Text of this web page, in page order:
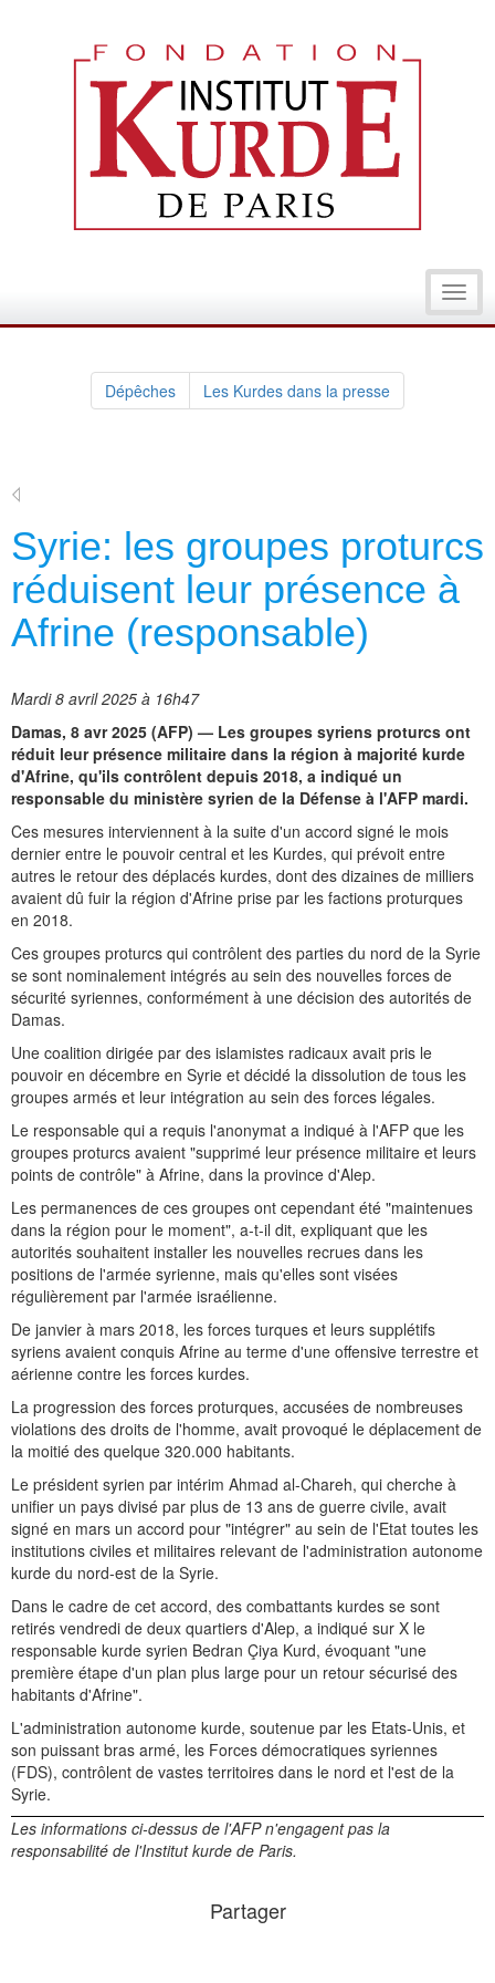
Dépêches Les Kurdes dans la presse
Syrie: les groupes proturcs
réduisent leur présence à
Afrine (responsable)
Mardi 8 avril 2025 à 16h47
Damas, 8 avr 2025 (AFP) — Les groupes syriens proturcs ont
réduit leur présence militaire dans la région à majorité kurde
d'Afrine, qu'ils contrôlent depuis 2018, a indiqué un
responsable du ministère syrien de la Défense à l'AFP mardi.
Ces mesures interviennent à la suite d'un accord signé le mois
dernier entre le pouvoir central et les Kurdes, qui prévoit entre
autres le retour des déplacés kurdes, dont des dizaines de milliers
avaient dû fuir la région d'Afrine prise par les factions proturques
en 2018.
Ces groupes proturcs qui contrôlent des parties du nord de la Syrie
se sont nominalement intégrés au sein des nouvelles forces de
sécurité syriennes, conformément à une décision des autorités de
Damas.
Une coalition dirigée par des islamistes radicaux avait pris le
pouvoir en décembre en Syrie et décidé la dissolution de tous les
groupes armés et leur intégration au sein des forces légales.
Le responsable qui a requis l'anonymat a indiqué à l'AFP que les
groupes proturcs avaient "supprimé leur présence militaire et leurs
points de contrôle" à Afrine, dans la province d'Alep.
Les permanences de ces groupes ont cependant été "maintenues
dans la région pour le moment", a-t-il dit, expliquant que les
autorités souhaitent installer les nouvelles recrues dans les
positions de l'armée syrienne, mais qu'elles sont visées
régulièrement par l'armée israélienne.
De janvier à mars 2018, les forces turques et leurs supplétifs
syriens avaient conquis Afrine au terme d'une offensive terrestre et
aérienne contre les forces kurdes.
La progression des forces proturques, accusées de nombreuses
violations des droits de l'homme, avait provoqué le déplacement de
la moitié des quelque 320.000 habitants.
Le président syrien par intérim Ahmad al-Chareh, qui cherche à
unifier un pays divisé par plus de 13 ans de guerre civile, avait
signé en mars un accord pour "intégrer" au sein de l'Etat toutes les
institutions civiles et militaires relevant de l'administration autonome
kurde du nord-est de la Syrie.
Dans le cadre de cet accord, des combattants kurdes se sont
retirés vendredi de deux quartiers d'Alep, a indiqué sur X le
responsable kurde syrien Bedran Çiya Kurd, évoquant "une
première étape d'un plan plus large pour un retour sécurisé des
habitants d'Afrine".
L'administration autonome kurde, soutenue par les Etats-Unis, et
son puissant bras armé, les Forces démocratiques syriennes
(FDS), contrôlent de vastes territoires dans le nord et l'est de la
Syrie.
Les informations ci-dessus de l'AFP n'engagent pas la
responsabilité de l'Institut kurde de Paris.
Partager